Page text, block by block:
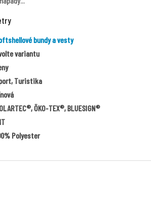
bundy a vesty
variantu
Turistika
ÖKO-TEX®, BLUESIGN®
Polyester